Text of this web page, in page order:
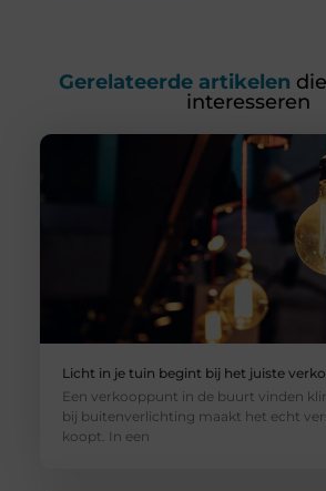
Gerelateerde artikelen
interesseren
Licht in je tuin begint bij het juiste
Een verkooppunt in de buurt vinden
bij buitenverlichting maakt het echt
koopt. In een